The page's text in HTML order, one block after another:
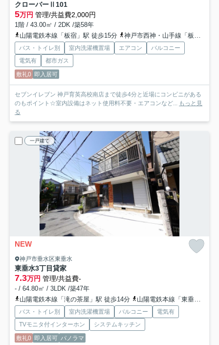
クローバーⅡ 101
5万円 管理/共益費2,000円
1階 / 43.00㎡ / 2DK /築58年
山陽電鉄本線「板宿」駅 徒歩15分
神戸市西神・山手線「板宿」駅 徒歩15分
バス・トイレ別 室内洗濯機置場 エアコン
バルコニー
電気有
都市ガス
敷礼0 即入居可
セブンイレブン 神戸育英高校南店まで徒歩4分と近場にコンビニがある
のもポイント☆室内設備はネット使用料不要・エアコンなど... もっと見
る
一戸建て
NEW
神戸市垂水区東垂水
東垂水3丁目貸家
7.3万円 管理/共益費-
- / 64.80㎡ / 3LDK /築47年
山陽電鉄本線「滝の茶屋」駅 徒歩14分
山陽電鉄本線「東垂水」駅 徒歩16分
バス・トイレ別 室内洗濯機置場 バルコニー
電気有
TVモニタ付インターホン
システムキッチン
敷礼0 即入居可 パノラマ